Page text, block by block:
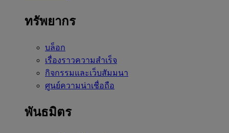
ทรัพยากร
บล็อก
เรื่องราวความสำเร็จ
กิจกรรมและเว็บสัมมนา
ศูนย์ความน่าเชื่อถือ
พันธมิตร